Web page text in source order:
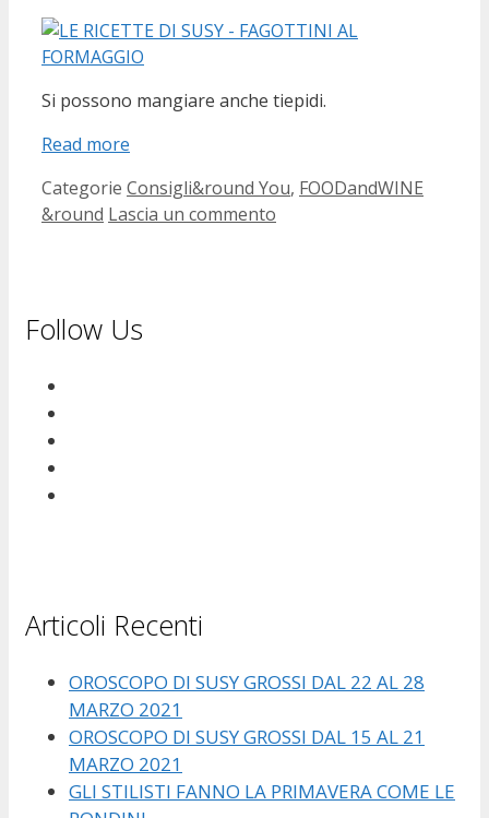
Si possono mangiare anche tiepidi.
Read more
Categorie Consigli&round You, FOODandWINE
&round Lascia un commento
Follow Us
Articoli Recenti
OROSCOPO DI SUSY GROSSI DAL 22 AL 28
MARZO 2021
OROSCOPO DI SUSY GROSSI DAL 15 AL 21
MARZO 2021
GLI STILISTI FANNO LA PRIMAVERA COME LE